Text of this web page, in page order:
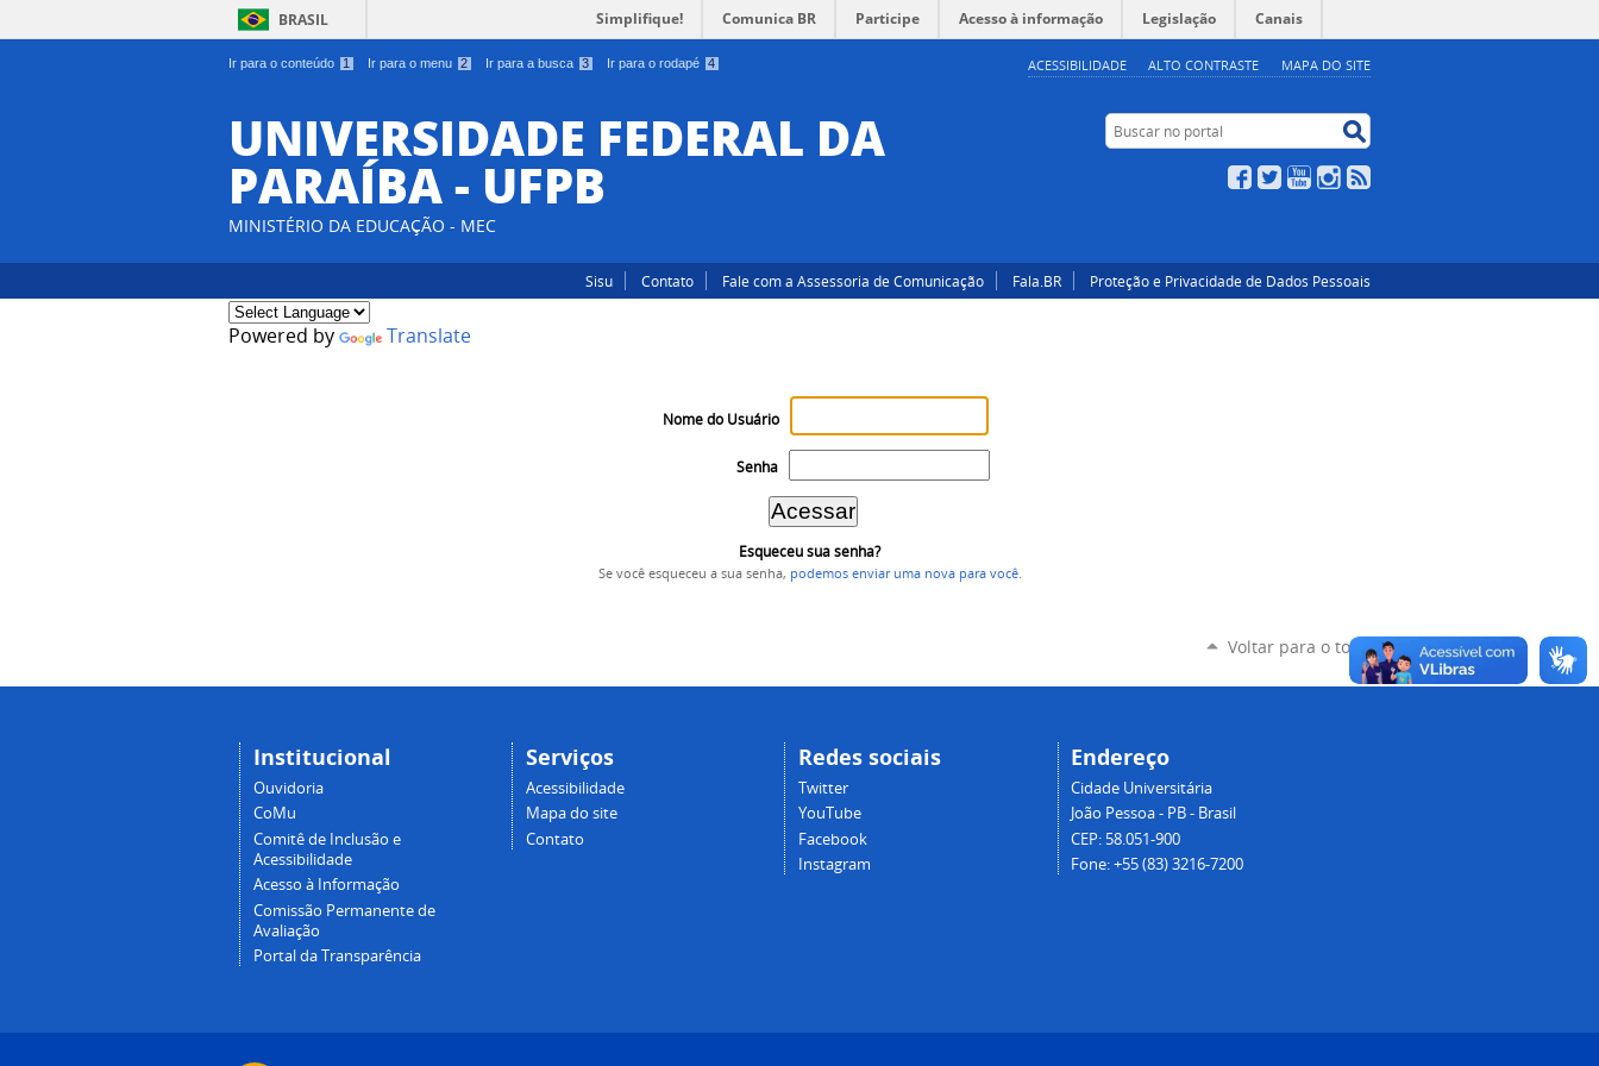
Ir para o conteúdo 1 Ir para o menu 2 Ir para a busca 3 Ir para o rodapé 4 ACESSIBILIDADE ALTO CONTRASTE MAPA DO SITE
BRASIL Simplifique! Comunica BR Participe Acesso à informação Legislação Canais
UNIVERSIDADE FEDERAL DA
PARAÍBA - UFPB
MINISTÉRIO DA EDUCAÇÃO - MEC
Buscar no portal
Facebook
TwitterYouTubeInstagram
Sisu Contato Fale com a Assessoria de Comunicação Fala.BR Proteção e Privacidade de Dados Pessoais
Powered by Translate
Nome do Usuário
Senha
Esqueceu sua senha?
Se você esqueceu a sua senha, podemos enviar uma nova para você.
Voltar para o topo
Institucional
Ouvidoria
CoMu
Comitê de Inclusão e
Acessibilidade
Acesso à Informação
Comissão Permanente de
Avaliação
Portal da Transparência
Serviços
Acessibilidade
Mapa do site
Contato
Redes sociais
Twitter
YouTube
Facebook
Instagram
Endereço
Cidade Universitária
João Pessoa - PB - Brasil
CEP: 58.051-900
Fone: +55 (83) 3216-7200